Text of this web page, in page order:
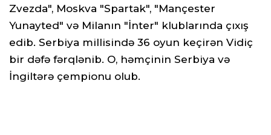
Zvezda", Moskva "Spartak", "Mançester
Yunayted" və Milanın "İnter" klublarında çıxış
edib. Serbiya millisində 36 oyun keçirən Vidiç
bir dəfə fərqlənib. O, həmçinin Serbiya və
İngiltərə çempionu olub.